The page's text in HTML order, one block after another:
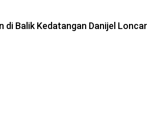
di Balik Kedatangan Danijel Loncar